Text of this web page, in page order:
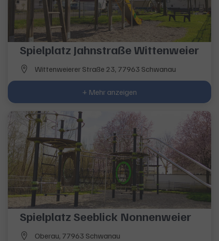
Spielplatz Jahnstraße Wittenweier
Wittenweierer Straße 23, 77963 Schwanau
+ Mehr anzeigen
Spielplatz Seeblick Nonnenweier
Oberau, 77963 Schwanau